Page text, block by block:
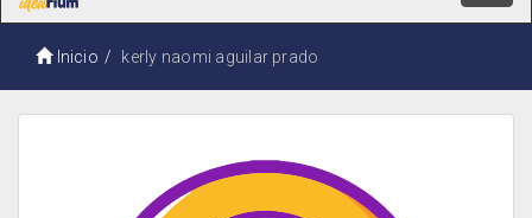
Inicio kerly naomi aguilar prado